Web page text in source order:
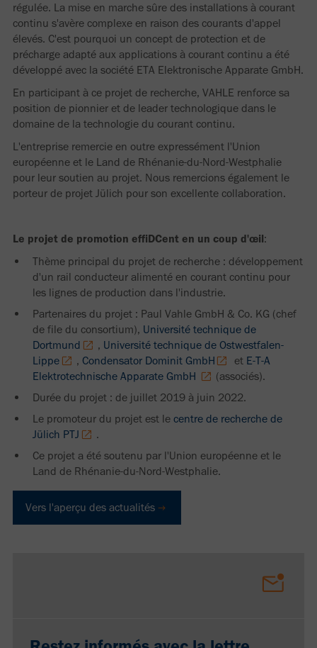
régulée. La mise en marche sûre des installations à courant
continu s'avère complexe en raison des courants d'appel
élevés. C'est pourquoi un concept de protection et de
précharge adapté aux applications à courant continu a été
développé avec la société ETA Elektronische Apparate GmbH.
En participant à ce projet de recherche, VAHLE renforce sa
position de pionnier et de leader technologique dans le
domaine de la technologie du courant continu.
L'entreprise remercie en outre expressément l'Union
européenne et le Land de Rhénanie-du-Nord-Westphalie
pour leur soutien au projet. Nous remercions également le
porteur de projet Jülich pour son excellente collaboration.
Le projet de promotion effiDCent en un coup d'œil:
Thème principal du projet de recherche : développement
d'un rail conducteur alimenté en courant continu pour
les lignes de production dans l'industrie.
Partenaires du projet : Paul Vahle GmbH & Co. KG (chef
de file du consortium), Université technique de
Dortmund
, Université technique de Ostwestfalen-
Lippe
, Condensator Dominit GmbH et E-T-A
Elektrotechnische Apparate GmbH
(associés).
Durée du projet : de juillet 2019 à juin 2022.
Le promoteur du projet est le centre de recherche de
Jülich PTJ
.
Ce projet a été soutenu par l'Union européenne et le
Land de Rhénanie-du-Nord-Westphalie.
Vers l'aperçu des actualités